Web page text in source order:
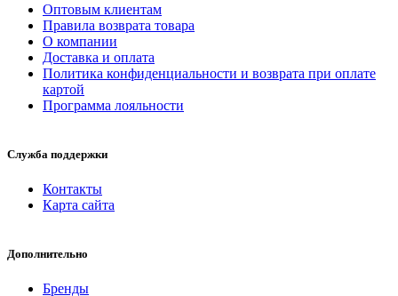
Оптовым клиентам
Правила возврата товара
О компании
Доставка и оплата
Политика конфиденциальности и возврата при оплате
картой
Программа лояльности
Служба поддержки
Контакты
Карта сайта
Дополнительно
Бренды